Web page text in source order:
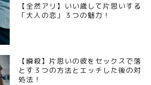
【全然アリ】いい歳して片思いする
「大人の恋」３つの魅力！
【瞬殺】片思いの彼をセックスで落
とす３つの方法とエッチした後の対
処法！